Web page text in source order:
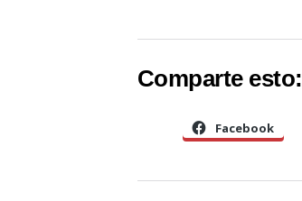
Comparte esto:
Facebook